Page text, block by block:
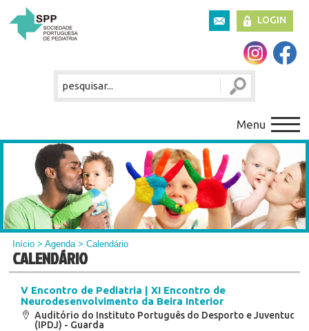
LOGIN
Menu
Início >Agenda> Calendário
CALENDÁRIO
V Encontro de Pediatria | XI Encontro de
Neurodesenvolvimento da Beira Interior
Auditório do Instituto Português do Desporto e Juventude
(IPDJ) - Guarda